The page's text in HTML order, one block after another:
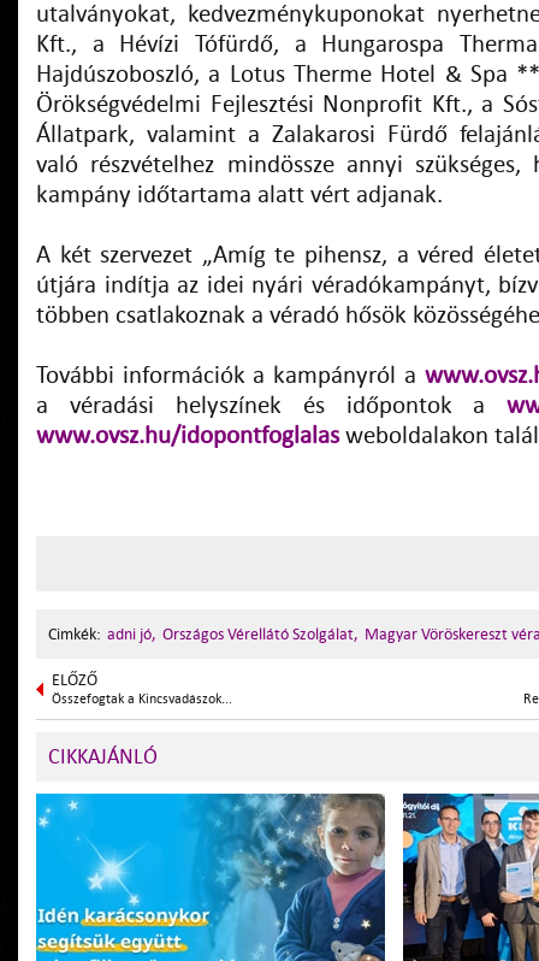
utalványokat, kedvezménykuponokat
Kft., a Hévízi Tófürdő, a Hungarospa
Hajdúszoboszló, a Lotus Therme Hotel & Spa
Örökségvédelmi Fejlesztési Nonprofit Kft., a
Állatpark, valamint a Zalakarosi Fürdő
való részvételhez mindössze annyi
kampány időtartama alatt vért adjanak.
A két szervezet „Amíg te pihensz, a véred
útjára indítja az idei nyári véradókampányt,
többen csatlakoznak a véradó hősök
További információk a kampányról a
a véradási helyszínek és időpontok a
www.ovsz.hu/idopontfoglalasweboldalakon
Cimkék: adni jó, Országos Vérellátó Szolgálat, Magyar Vöröskereszt
ELŐZŐ
Összefogtak a Kincsvadászok...
CIKKAJÁNLÓ